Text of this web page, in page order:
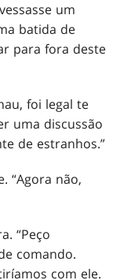
um
batida de
para fora deste
foi legal te
uma discussão
de estranhos.”
“Agora não,
“Peço
comando.
com ele.